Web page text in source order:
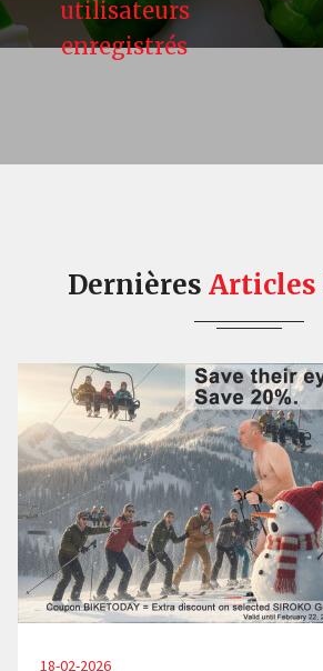
utilisateurs
enregistrés
Dernières Articles
18-02-2026